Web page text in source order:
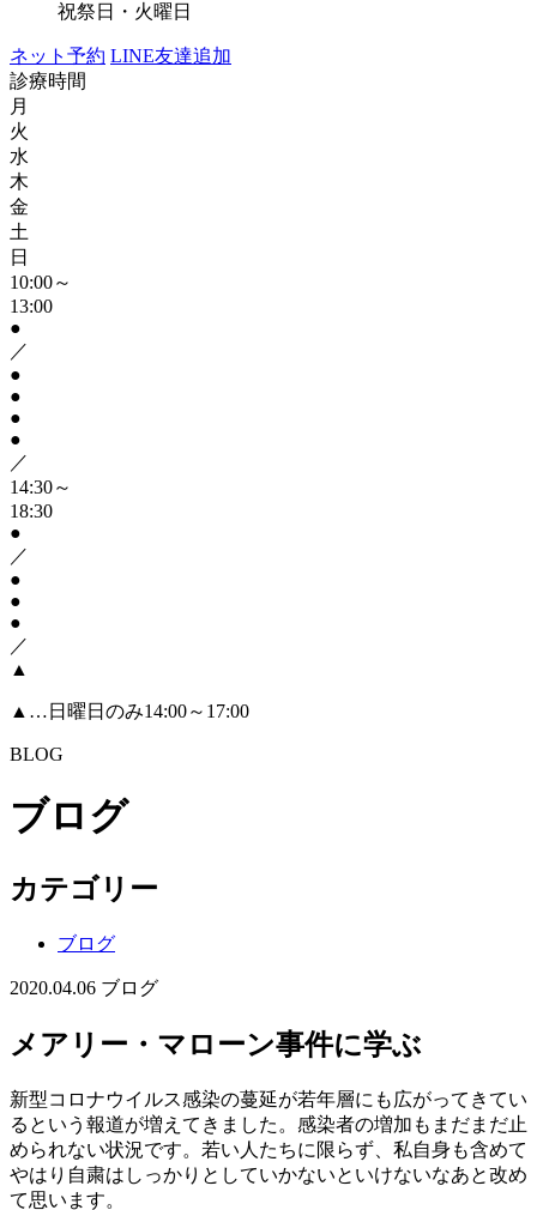
祝祭日・火曜日
ネット予約 LINE友達追加
診療時間
月
火
水
木
金
土
日
10:00～
13:00
●
／
●
●
●
●
／
14:30～
18:30
●
／
●
●
●
／
▲
▲ …日曜日のみ14:00～17:00
BLOG
ブログ
カテゴリー
ブログ
2020.04.06 ブログ
メアリー・マローン事件に学ぶ
新型コロナウイルス感染の蔓延が若年層にも広がってきてい
るという報道が増えてきました。感染者の増加もまだまだ止
められない状況です。若い人たちに限らず、私自身も含めて
やはり自粛はしっかりとしていかないといけないなあと改め
て思います。